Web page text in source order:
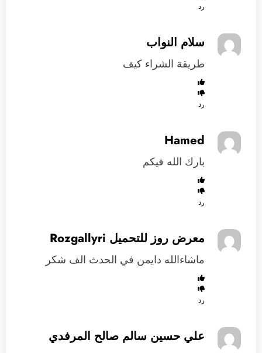
رد
سلام النواب
طريقة الشراء كيف
رد
Hamed
بارك الله فيكم
رد
معرض روز للتحميل Rozgallyri
ماشاءالله دايمن في الحدث الف شكر
رد
علي حسين سالم صالح المرفدي